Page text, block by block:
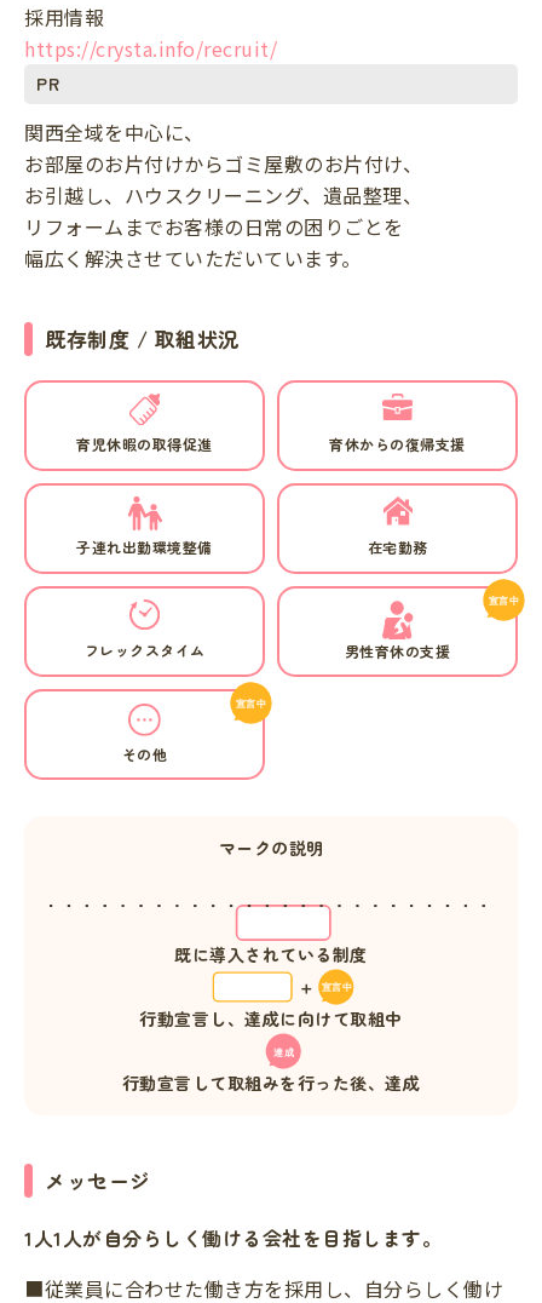
採用情報
https://crysta.info/recruit/
PR
関西全域を中心に、
お部屋のお片付けからゴミ屋敷のお片付け、
お引越し、ハウスクリーニング、遺品整理、
リフォームまでお客様の日常の困りごとを
幅広く解決させていただいています。
既存制度 / 取組状況
育児休暇の取得促進 育休からの復帰支援
子連れ出勤環境整備 在宅勤務
フレックスタイム 男性育休の支援
その他
マークの説明
既に導入されている制度
行動宣言し、達成に向けて取組中
行動宣言して取組みを行った後、達成
メッセージ
1人1人が自分らしく働ける会社を目指します。
■従業員に合わせた働き方を採用し、自分らしく働け